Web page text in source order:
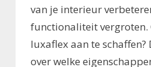
van je interieur
functionaliteit vergroten.
luxaflex aan te schaffen?
over welke